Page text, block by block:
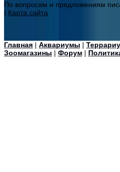
По вопросам и предложениям
| Карта сайта
Главная | Аквариумы |
Зоомагазины | Форум |